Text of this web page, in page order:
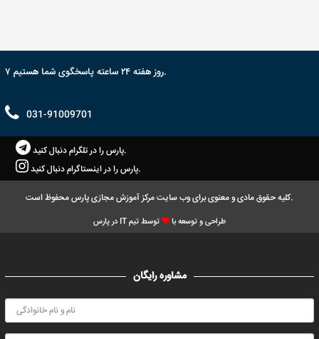
۷ روز هفته ۲۴ ساعته پاسخگوی شما هستیم.
031-91009701
پارس را در تلگرام دنبال کنید.
پارس را در اینستاگرام دنبال کنید.
کلیه حقوق مادی و معنوی برای وب سایت مرکز آموزش مجازی پارس محفوظ است.
طراحی و توسعه با توسط تیم IT در پارس
مشاوره رایگان